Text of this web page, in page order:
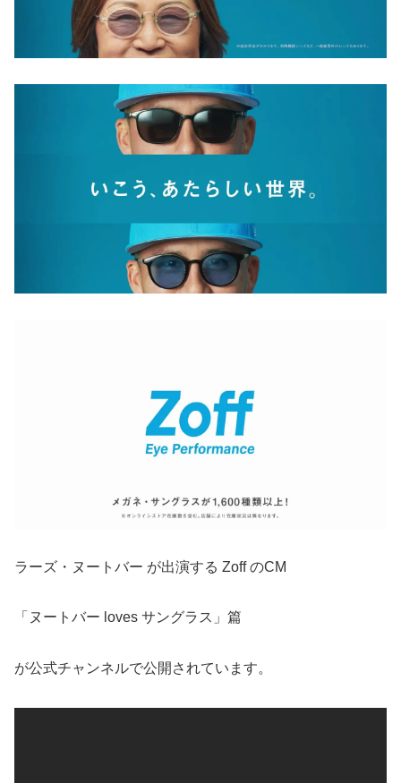
ラーズ・ヌートバー が出演する Zoff のCM
「ヌートバー loves サングラス」篇
が公式チャンネルで公開されています。